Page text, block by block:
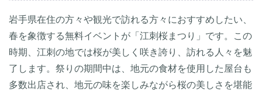
岩手県在住の方々や観光で訪れる方々におすすめしたい、
春を象徴する無料イベントが「江刺桜まつり」です。この
時期、江刺の地では桜が美しく咲き誇り、訪れる人々を魅
了します。祭りの期間中は、地元の食材を使用した屋台も
多数出店され、地元の味を楽しみながら桜の美しさを堪能